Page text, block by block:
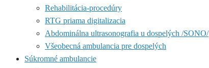
Rehabilitácia-procedúry
RTG priama digitalizacia
Abdominálna ultrasonografia u dospelých /SONO/
Všeobecná ambulancia pre dospelých
Súkromné ambulancie